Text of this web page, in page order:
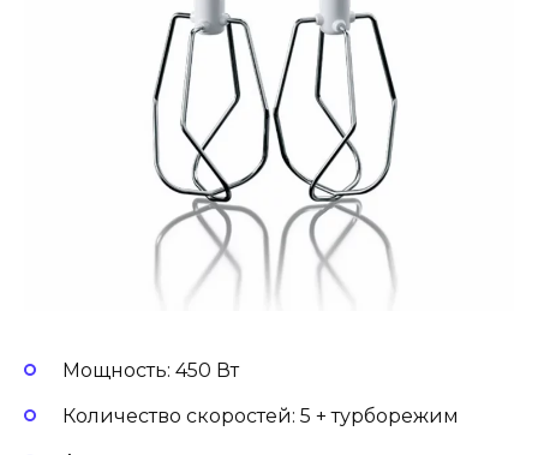
Мощность: 450 Вт
Количество скоростей: 5 + турборежим